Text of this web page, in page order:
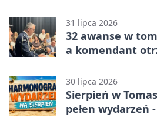
Mazowiecki 2:1
31 lipca 2026
32 awanse w
a komendant
30 lipca 2026
Sierpień w
pełen wydarzeń